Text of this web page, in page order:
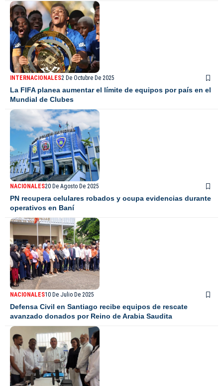
INTERNACIONALES2 De Octubre De 2025
La FIFA planea aumentar el límite de equipos por país en el
Mundial de Clubes
NACIONALES20 De Agosto De 2025
PN recupera celulares robados y ocupa evidencias durante
operativos en Baní
NACIONALES10 De Julio De 2025
Defensa Civil en Santiago recibe equipos de rescate
avanzado donados por Reino de Arabia Saudita